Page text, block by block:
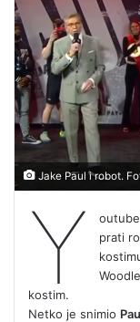
Jake Paul i robot.
Y
prati
kostim.
Netko je snimio